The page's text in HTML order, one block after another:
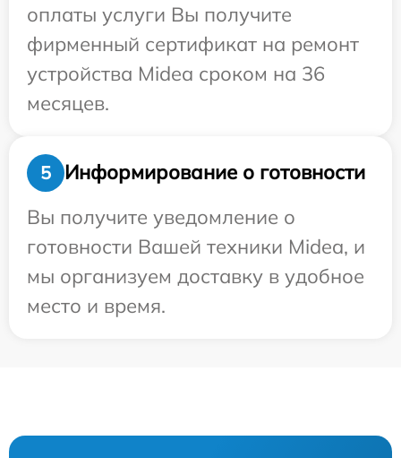
оплаты услуги Вы получите
фирменный сертификат на ремонт
устройства Midea сроком на 36
месяцев.
5
Информирование о готовности
Вы получите уведомление о
готовности Вашей техники Midea, и
мы организуем доставку в удобное
место и время.